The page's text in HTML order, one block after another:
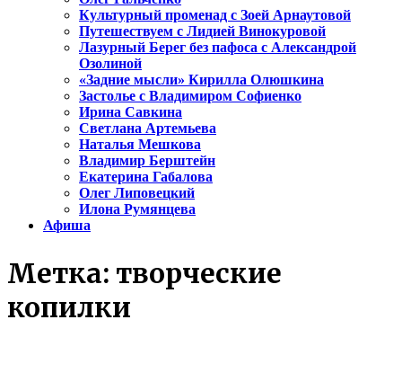
Культурный променад с Зоей Арнаутовой
Путешествуем с Лидией Винокуровой
Лазурный Берег без пафоса с Александрой
Озолиной
«Задние мысли» Кирилла Олюшкина
Застолье с Владимиром Софиенко
Ирина Савкина
Светлана Артемьева
Наталья Мешкова
Владимир Берштейн
Екатерина Габалова
Олег Липовецкий
Илона Румянцева
Афиша
Метка: творческие
копилки